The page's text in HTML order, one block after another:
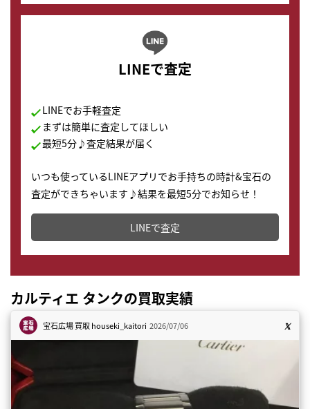
LINEで査定
LINEでお手軽査定
まずは簡単に査定してほしい
最短5分♪査定結果が届く
いつも使っているLINEアプリでお手持ちの時計&宝石の
査定ができちゃいます♪結果を最短5分でお知らせ！
どこからでもすぐに査定金額を知ることが出来ます。
LINEで査定
カルティエ タンクの買取実績
宝石広場 買取houseki_kaitori 2026/07/06